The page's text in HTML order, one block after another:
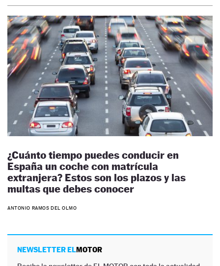
¿Cuánto tiempo puedes conducir en
España un coche con matrícula
extranjera? Estos son los plazos y las
multas que debes conocer
ANTONIO RAMOS DEL OLMO
NEWSLETTER ELMOTOR